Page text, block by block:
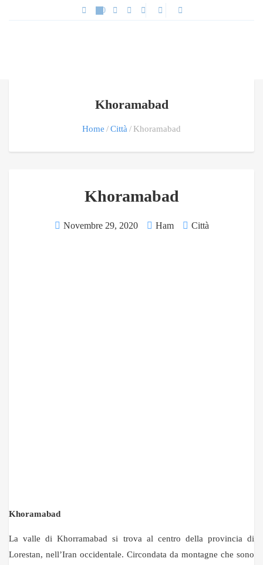
Khoramabad
Home Città Khoramabad
Khoramabad
Novembre 29, 2020 Ham Città
Khoramabad
La valle di Khorramabad si trova al centro della provincia di
Lorestan, nell’Iran occidentale. Circondata da montagne che sono